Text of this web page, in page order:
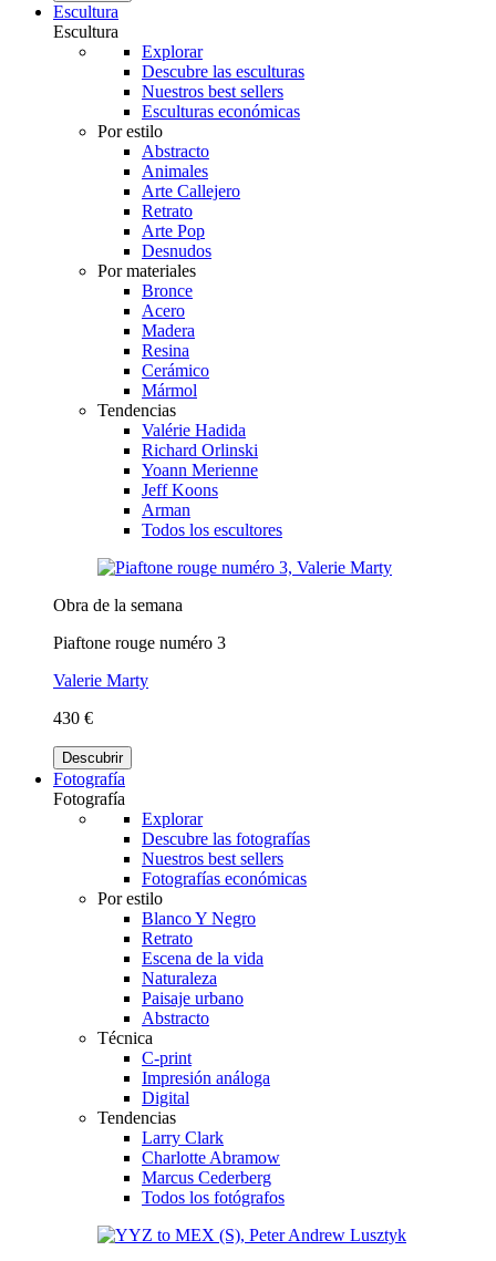
Escultura
Escultura
Explorar
Descubre las esculturas
Nuestros best sellers
Esculturas económicas
Por estilo
Abstracto
Animales
Arte Callejero
Retrato
Arte Pop
Desnudos
Por materiales
Bronce
Acero
Madera
Resina
Cerámico
Mármol
Tendencias
Valérie Hadida
Richard Orlinski
Yoann Merienne
Jeff Koons
Arman
Todos los escultores
Obra de la semana
Piaftone rouge numéro 3
Valerie Marty
430 €
Descubrir
Fotografía
Fotografía
Explorar
Descubre las fotografías
Nuestros best sellers
Fotografías económicas
Por estilo
Blanco Y Negro
Retrato
Escena de la vida
Naturaleza
Paisaje urbano
Abstracto
Técnica
C-print
Impresión análoga
Digital
Tendencias
Larry Clark
Charlotte Abramow
Marcus Cederberg
Todos los fotógrafos